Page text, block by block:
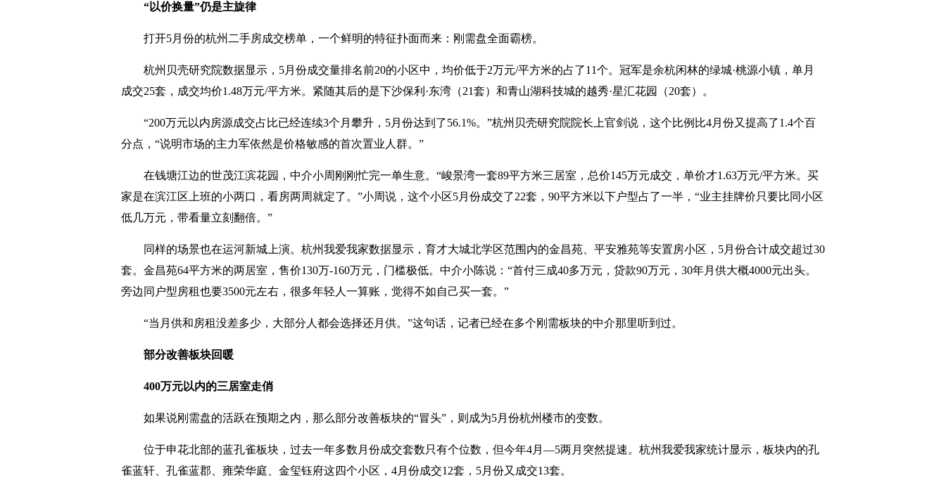
“以价换量”仍是主旋律
打开5月份的杭州二手房成交榜单，一个鲜明的特征扑面而来：刚需盘全面霸榜。
杭州贝壳研究院数据显示，5月份成交量排名前20的小区中，均价低于2万元/平方米的占了11个。冠军是余杭闲林的绿城·桃源小镇，单月
成交25套，成交均价1.48万元/平方米。紧随其后的是下沙保利·东湾（21套）和青山湖科技城的越秀·星汇花园（20套）。
“200万元以内房源成交占比已经连续3个月攀升，5月份达到了56.1%。”杭州贝壳研究院院长上官剑说，这个比例比4月份又提高了1.4个百
分点，“说明市场的主力军依然是价格敏感的首次置业人群。”
在钱塘江边的世茂江滨花园，中介小周刚刚忙完一单生意。“峻景湾一套89平方米三居室，总价145万元成交，单价才1.63万元/平方米。买
家是在滨江区上班的小两口，看房两周就定了。”小周说，这个小区5月份成交了22套，90平方米以下户型占了一半，“业主挂牌价只要比同小区
低几万元，带看量立刻翻倍。”
同样的场景也在运河新城上演。杭州我爱我家数据显示，育才大城北学区范围内的金昌苑、平安雅苑等安置房小区，5月份合计成交超过30
套。金昌苑64平方米的两居室，售价130万-160万元，门槛极低。中介小陈说：“首付三成40多万元，贷款90万元，30年月供大概4000元出头。
旁边同户型房租也要3500元左右，很多年轻人一算账，觉得不如自己买一套。”
“当月供和房租没差多少，大部分人都会选择还月供。”这句话，记者已经在多个刚需板块的中介那里听到过。
部分改善板块回暖
400万元以内的三居室走俏
如果说刚需盘的活跃在预期之内，那么部分改善板块的“冒头”，则成为5月份杭州楼市的变数。
位于申花北部的蓝孔雀板块，过去一年多数月份成交套数只有个位数，但今年4月—5两月突然提速。杭州我爱我家统计显示，板块内的孔
雀蓝轩、孔雀蓝郡、雍荣华庭、金玺钰府这四个小区，4月份成交12套，5月份又成交13套。